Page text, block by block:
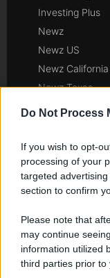
Do Not Process
If you wish to opt-
processing of your
targeted
section to confirm
Please note that
may continue
information utilized
third parties prior to
Investing Plus
Newz
Newz US
Newz California
Newz Texas
Newz Florida
Newz
Newz Illinois
Newz Ohio
Hig Tech Mag
Scoop Mag
Lgbtqia News